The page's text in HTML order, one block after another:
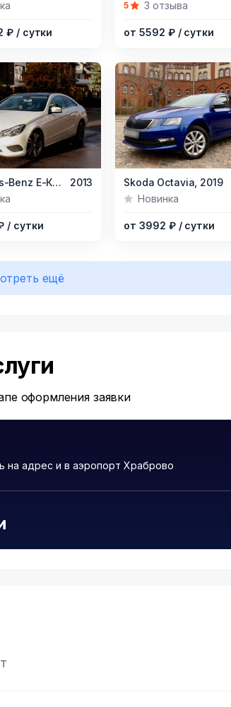
₽ / сутки
5 3 отзыва
от 5592 ₽ / сутки
Mercedes-Benz E-Класс,
2013
/ сутки
Item
Skoda Octavia, 2019
Новинка
от 3992 ₽ / сутки
ещё
оформления заявки
на адрес и в аэропорт Храброво